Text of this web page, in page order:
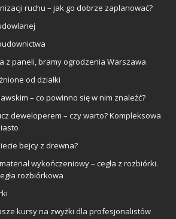
ruchu – jak go dobrze zaplanować?
z paneli, bramy ogrodzenia Warszawa
od działki
– co powinno się w nim znaleźć?
deweloperem – czy warto? Kompleksowa
bejcy z drewna?
wykończeniowy – cegła z rozbiórki.
rozbiórkowa
kursy na zwyżki dla profesjonalistów